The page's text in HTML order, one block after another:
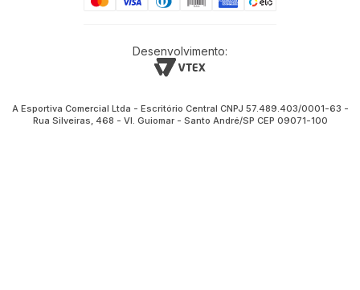
Desenvolvimento:
A Esportiva Comercial Ltda - Escritório Central CNPJ 57.489.403/0001-63 -
Rua Silveiras, 468 - Vl. Guiomar - Santo André/SP CEP 09071-100